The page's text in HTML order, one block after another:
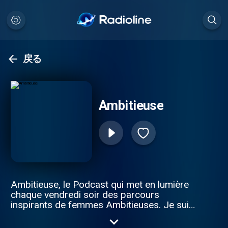
戻る
Ambitieuse
Ambitieuse, le Podcast qui met en lumière
chaque vendredi soir des parcours
inspirants de femmes Ambitieuses. Je suis
sur différentes plateformes depuis